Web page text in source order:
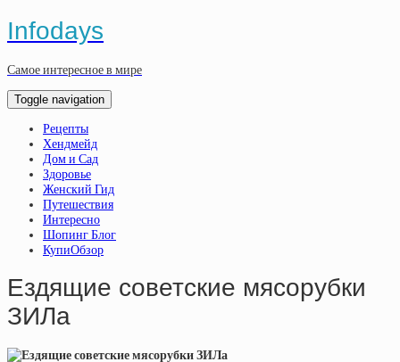
Infodays
Самое интересное в мире
Toggle navigation
Рецепты
Хендмейд
Дом и Сад
Здоровье
Женский Гид
Путешествия
Интересно
Шопинг Блог
КупиОбзор
Ездящие советские мясорубки
ЗИЛа